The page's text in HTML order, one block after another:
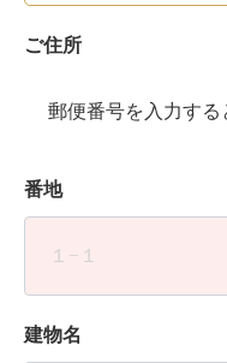
ご住所
郵便番号を入力す
番地
建物名